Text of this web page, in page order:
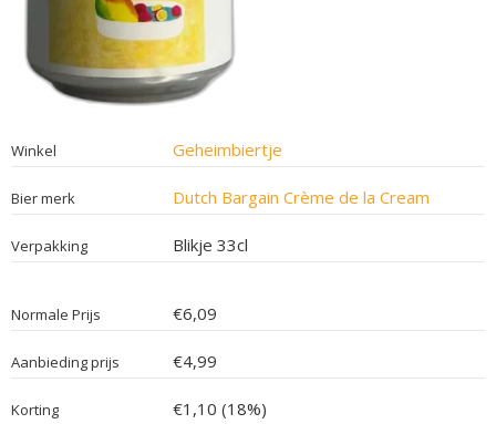
Winkel Geheimbiertje
Bier merk Dutch Bargain Crème de la Cream
Verpakking Blikje 33cl
Normale Prijs €6,09
Aanbieding prijs €4,99
Korting €1,10 (18%)